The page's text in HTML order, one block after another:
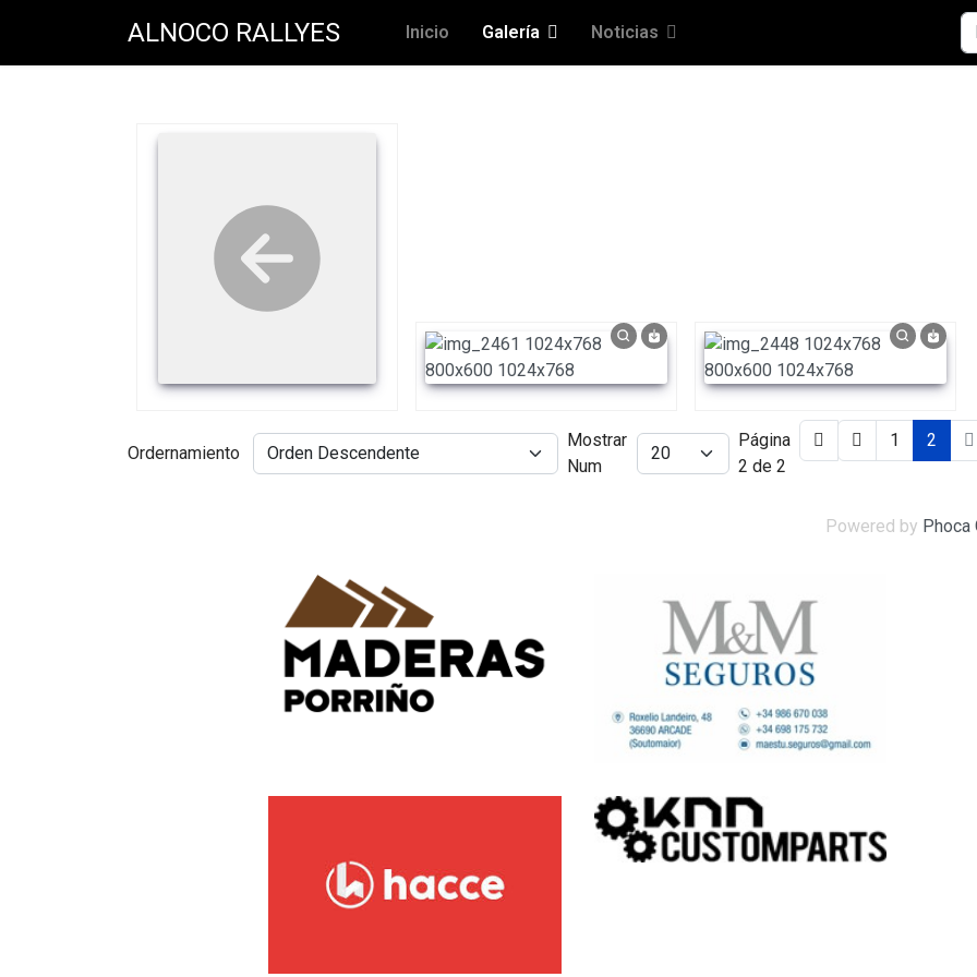
ALNOCO RALLYES Inicio Galería Noticias
Ordernamiento
Mostrar
Num
Página
2 de 2
1 2
Powered by Phoca